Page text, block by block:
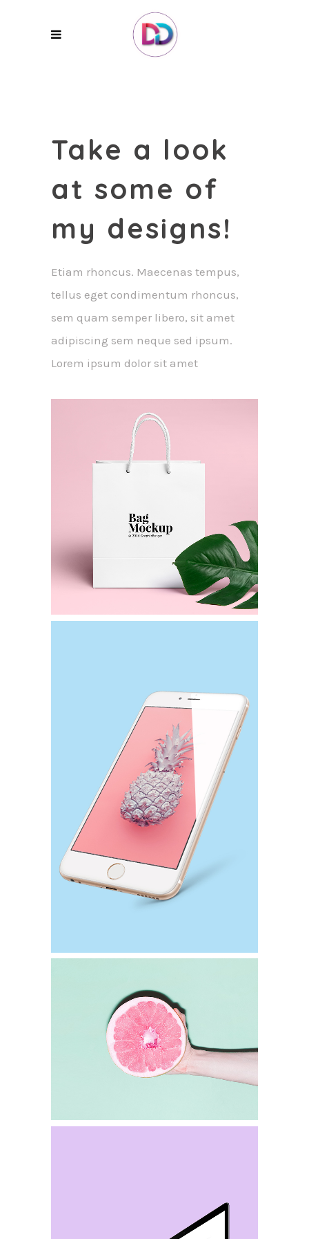
Take a look
at some of
my designs!
Etiam rhoncus. Maecenas tempus,
tellus eget condimentum rhoncus,
sem quam semper libero, sit amet
adipiscing sem neque sed ipsum.
Lorem ipsum dolor sit amet